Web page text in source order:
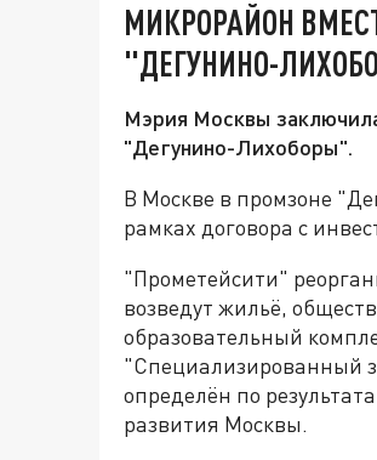
МИКРОРАЙОН
"ДЕГУНИНО-
Мэрия Москвы
"Дегунино-Лихоборы".
В Москве в промзоне
рамках договора с
"Прометейсити"
возведут жильё,
образовательный
"Специализированный
определён по
развития Москвы.